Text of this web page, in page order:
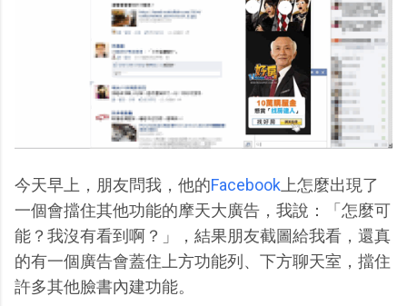
今天早上，朋友問我，他的Facebook 上怎麼出現了
一個會擋住其他功能的摩天大廣告，我說：「怎麼可
能？我沒有看到啊？」，結果朋友截圖給我看，還真
的有一個廣告會蓋住上方功能列、下方聊天室，擋住
許多其他臉書內建功能。